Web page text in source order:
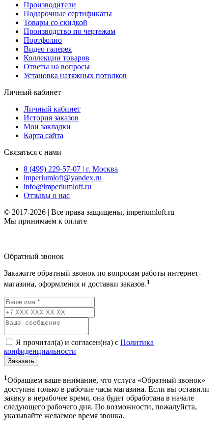
Производители
Подарочные сертификаты
Товары со скидкой
Производство по чертежам
Портфолио
Видео галерея
Коллекции товаров
Ответы на вопросы
Установка натяжных потолков
Личный кабинет
Личный кабинет
История заказов
Мои закладки
Карта сайта
Связаться с нами
8 (499) 229-57-07 | г. Москва
imperiumloft@yandex.ru
info@imperiumloft.ru
Отзывы о нас
© 2017-2026 | Все права защищены, imperiumloft.ru
Мы принимаем к оплате
Обратный звонок
Закажите обратный звонок по вопросам работы интернет-
магазина, оформления и доставки заказов.1
Я прочитал(а) и согласен(на) с Политика
конфиденциальности
Заказать
1 Обращаем ваше внимание, что услуга «Обратный звонок»
доступна только в рабочие часы магазина. Если вы оставили
заявку в нерабочее время, она будет обработана в начале
следующего рабочего дня. По возможности, пожалуйста,
указывайте желаемое время звонка.